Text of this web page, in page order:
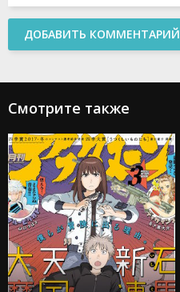
ДОБАВИТЬ КОММЕНТАРИЙ
Смотрите также